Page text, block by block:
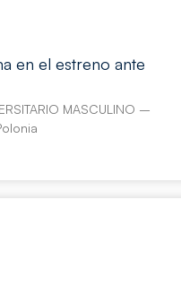
en el estreno ante
MASCULINO –